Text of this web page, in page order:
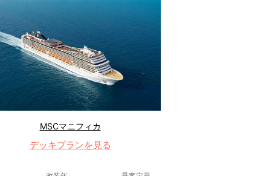
MSCマニフィカ
デッキプランを見る